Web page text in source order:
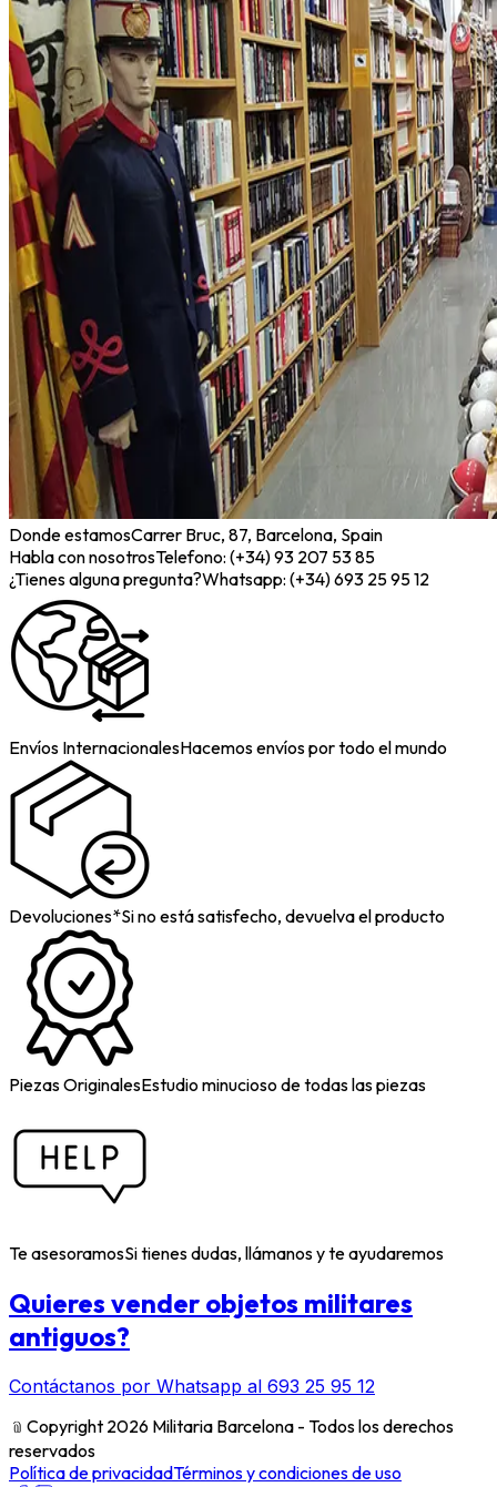
Donde estamosCarrer Bruc, 87, Barcelona, Spain
Habla con nosotrosTelefono: (+34) 93 207 53 85
¿Tienes alguna pregunta?Whatsapp: (+34) 693 25 95 12
Envíos InternacionalesHacemos envíos por todo el mundo
Devoluciones*Si no está satisfecho, devuelva el producto
Piezas OriginalesEstudio minucioso de todas las piezas
Te asesoramosSi tienes dudas, llámanos y te ayudaremos
Quieres vender objetos militares
antiguos?
Contáctanos por Whatsapp al 693 25 95 12
﹫ Copyright 2026 Militaria Barcelona - Todos los derechos
reservados
Política de privacidadTérminos y condiciones de uso